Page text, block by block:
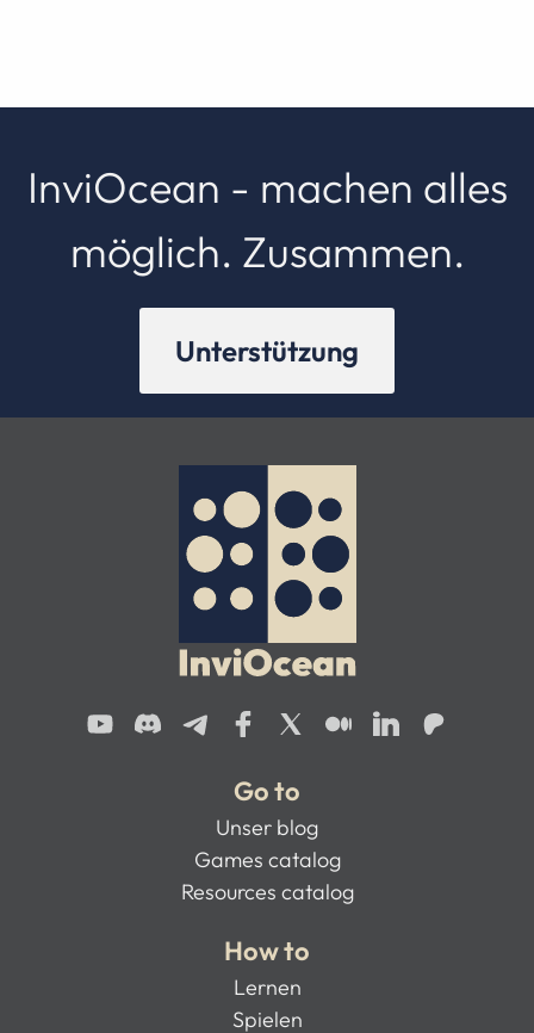
InviOcean - machen alles
möglich. Zusammen.
Unterstützung
Go to
Unser blog
Games catalog
Resources catalog
How to
Lernen
Spielen